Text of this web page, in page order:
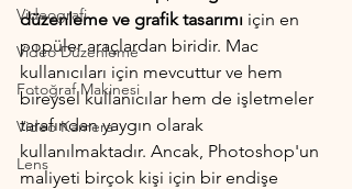
Videografi
Video Düzenleme
Fotoğraf Makinesi
Video Kamera
Lens
düzenleme ve grafik tasarımı için en
popüler araçlardan biridir. Mac
kullanıcıları için mevcuttur ve hem
bireysel kullanıcılar hem de işletmeler
tarafından yaygın olarak
kullanılmaktadır. Ancak, Photoshop'un
maliyeti birçok kişi için bir endişe